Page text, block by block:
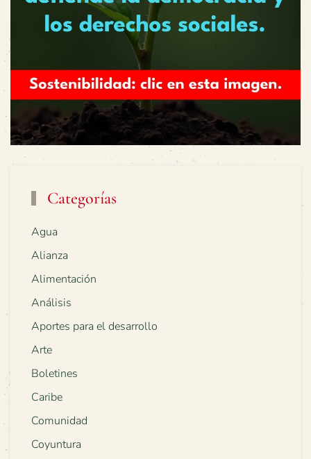
Categorías
Agua
Alianza
Alimentación
Análisis
Aportes para el desarrollo
Arte
Boletines
Caribe
Comunidad
Coyuntura